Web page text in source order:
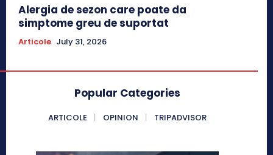
Alergia de sezon care poate da
simptome greu de suportat
Articole July 31, 2026
Popular Categories
ARTICOLE OPINION TRIPADVISOR